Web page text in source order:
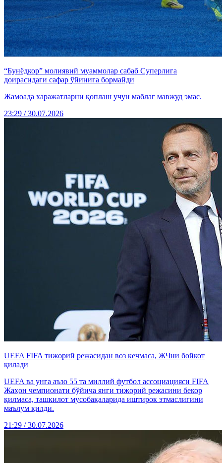
“Бунёдкор” молиявий муаммолар сабаб Суперлига
доирасидаги сафар ўйинига бормайди
Жамоада харажатларни қоплаш учун маблағ мавжуд эмас.
23:29 / 30.07.2026
UEFA FIFA тижорий режасидан воз кечмаса, ЖЧни бойкот
қилади
UEFA ва унга аъзо 55 та миллий футбол ассоциацияси FIFA
Жаҳон чемпионати бўйича янги тижорий режасини бекор
қилмаса, ташкилот мусобақаларида иштирок этмаслигини
маълум қилди.
21:29 / 30.07.2026